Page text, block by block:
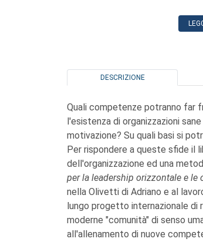
DESCRIZIONE
Quali competenze potranno far
l'esistenza di organizzazioni
motivazione? Su quali basi si
Per rispondere a queste sfide il
dell'organizzazione ed una
per la leadership orizzontale e le
nella Olivetti di Adriano e al
lungo progetto internazionale di
moderne "comunità" di senso
all'allenamento di nuove